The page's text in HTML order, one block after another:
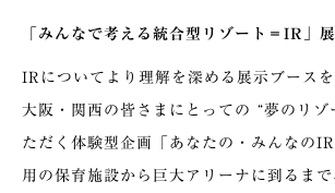
「みんなで考える統合型リゾート＝IR」
IRについてより理解を深める展示ブースを
大阪・関西の皆さまにとっての “夢のリゾ
ただく体験型企画「あなたの・みんなの
用の保育施設から巨大アリーナに到るま